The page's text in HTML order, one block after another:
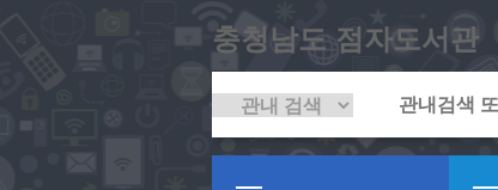
충청남도 점자도서관